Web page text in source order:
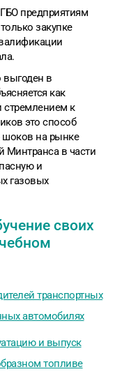
предприятиям
закупке
выгоден в
как
стремлением к
это способ
шоков на рынке
Минтранса в части
и
газовых
своих
транспортных
автомобилях
и выпуск
топливе